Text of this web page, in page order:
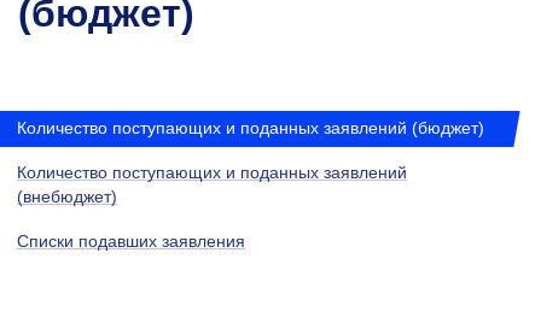
(бюджет)
Количество поступающих и поданных заявлений (бюджет)
Количество поступающих и поданных заявлений
(внебюджет)
Списки подавших заявления